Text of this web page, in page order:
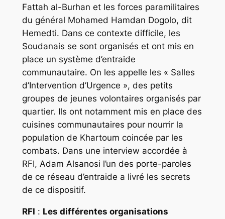
Fattah al-Burhan et les forces paramilitaires
du général Mohamed Hamdan Dogolo, dit
Hemedti. Dans ce contexte difficile, les
Soudanais se sont organisés et ont mis en
place un système d’entraide
communautaire. On les appelle les « Salles
d’Intervention d’Urgence », des petits
groupes de jeunes volontaires organisés par
quartier. Ils ont notamment mis en place des
cuisines communautaires pour nourrir la
population de Khartoum coincée par les
combats. Dans une interview accordée à
RFI, Adam Alsanosi l’un des porte-paroles
de ce réseau d’entraide a livré les secrets
de ce dispositif.
RFI : Les différentes organisations